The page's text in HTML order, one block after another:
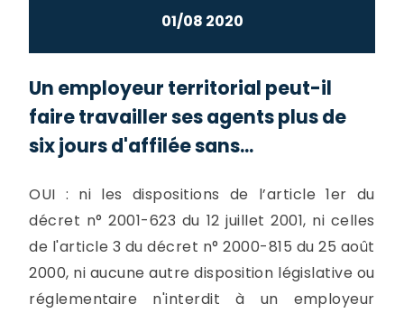
01/08 2020
Un employeur territorial peut-il
faire travailler ses agents plus de
six jours d'affilée sans...
OUI : ni les dispositions de l’article 1er du
décret n° 2001-623 du 12 juillet 2001, ni celles
de l'article 3 du décret n° 2000-815 du 25 août
2000, ni aucune autre disposition législative ou
réglementaire n'interdit à un employeur